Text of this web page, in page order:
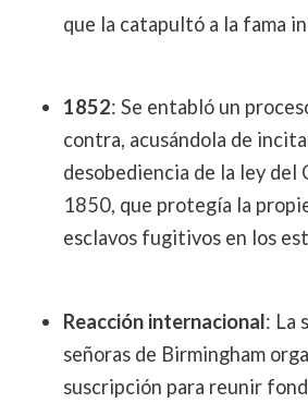
que la catapultó a la fama
1852: Se entabló un
contra, acusándola de
desobediencia de la ley del
1850, que protegía la
esclavos fugitivos en los
Reacción internacional: La
señoras de Birmingham
suscripción para reunir